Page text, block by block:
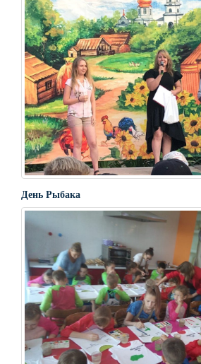
День Рыбака